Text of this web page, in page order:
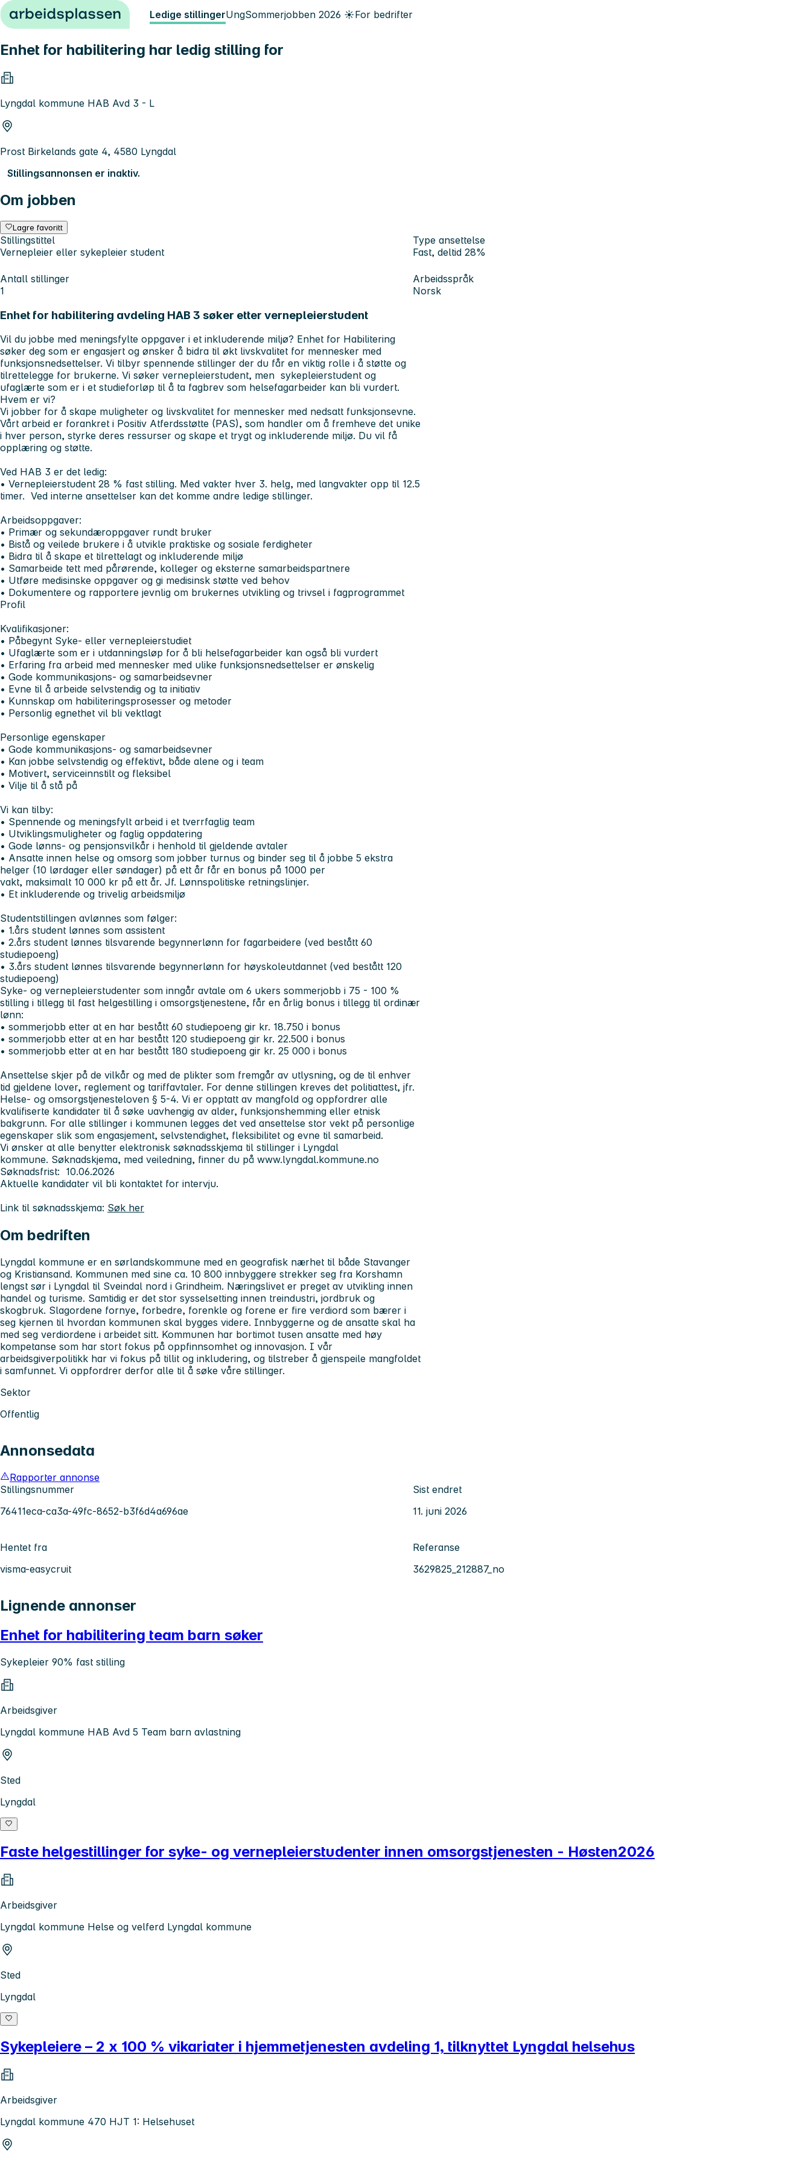
Hopp til innhold Ledige stillingerUngSommerjobben 2026 ☀️For bedrifter
Enhet for habilitering har ledig stilling for
Lyngdal kommune HAB Avd 3 - L
Prost Birkelands gate 4, 4580 Lyngdal
Stillingsannonsen er inaktiv.
Om jobben
Lagre favoritt
Stillingstittel
Vernepleier eller sykepleier student
Type ansettelse
Fast, deltid 28%
Antall stillinger
1
Arbeidsspråk
Norsk
Enhet for habilitering avdeling HAB 3 søker etter vernepleierstudent
Vil du jobbe med meningsfylte oppgaver i et inkluderende miljø? Enhet for Habilitering
søker deg som er engasjert og ønsker å bidra til økt livskvalitet for mennesker med
funksjonsnedsettelser. Vi tilbyr spennende stillinger der du får en viktig rolle i å støtte og
tilrettelegge for brukerne. Vi søker vernepleierstudent, men sykepleierstudent og
ufaglærte som er i et studieforløp til å ta fagbrev som helsefagarbeider kan bli vurdert.
Hvem er vi?
Vi jobber for å skape muligheter og livskvalitet for mennesker med nedsatt funksjonsevne.
Vårt arbeid er forankret i Positiv Atferdsstøtte (PAS), som handler om å fremheve det unike
i hver person, styrke deres ressurser og skape et trygt og inkluderende miljø. Du vil få
opplæring og støtte.
Ved HAB 3 er det ledig:
• Vernepleierstudent 28 % fast stilling. Med vakter hver 3. helg, med langvakter opp til 12.5
timer. Ved interne ansettelser kan det komme andre ledige stillinger.
Arbeidsoppgaver:
• Primær og sekundæroppgaver rundt bruker
• Bistå og veilede brukere i å utvikle praktiske og sosiale ferdigheter
• Bidra til å skape et tilrettelagt og inkluderende miljø
• Samarbeide tett med pårørende, kolleger og eksterne samarbeidspartnere
• Utføre medisinske oppgaver og gi medisinsk støtte ved behov
• Dokumentere og rapportere jevnlig om brukernes utvikling og trivsel i fagprogrammet
Profil
Kvalifikasjoner:
• Påbegynt Syke- eller vernepleierstudiet
• Ufaglærte som er i utdanningsløp for å bli helsefagarbeider kan også bli vurdert
• Erfaring fra arbeid med mennesker med ulike funksjonsnedsettelser er ønskelig
• Gode kommunikasjons- og samarbeidsevner
• Evne til å arbeide selvstendig og ta initiativ
• Kunnskap om habiliteringsprosesser og metoder
• Personlig egnethet vil bli vektlagt
Personlige egenskaper
• Gode kommunikasjons- og samarbeidsevner
• Kan jobbe selvstendig og effektivt, både alene og i team
• Motivert, serviceinnstilt og fleksibel
• Vilje til å stå på
Vi kan tilby:
• Spennende og meningsfylt arbeid i et tverrfaglig team
• Utviklingsmuligheter og faglig oppdatering
• Gode lønns- og pensjonsvilkår i henhold til gjeldende avtaler
• Ansatte innen helse og omsorg som jobber turnus og binder seg til å jobbe 5 ekstra
helger (10 lørdager eller søndager) på ett år får en bonus på 1000 per
vakt, maksimalt 10 000 kr på ett år. Jf. Lønnspolitiske retningslinjer.
• Et inkluderende og trivelig arbeidsmiljø
Studentstillingen avlønnes som følger:
• 1.års student lønnes som assistent
• 2.års student lønnes tilsvarende begynnerlønn for fagarbeidere (ved bestått 60
studiepoeng)
• 3.års student lønnes tilsvarende begynnerlønn for høyskoleutdannet (ved bestått 120
studiepoeng)
Syke- og vernepleierstudenter som inngår avtale om 6 ukers sommerjobb i 75 - 100 %
stilling i tillegg til fast helgestilling i omsorgstjenestene, får en årlig bonus i tillegg til ordinær
lønn:
• sommerjobb etter at en har bestått 60 studiepoeng gir kr. 18.750 i bonus
• sommerjobb etter at en har bestått 120 studiepoeng gir kr. 22.500 i bonus
• sommerjobb etter at en har bestått 180 studiepoeng gir kr. 25 000 i bonus
Ansettelse skjer på de vilkår og med de plikter som fremgår av utlysning, og de til enhver
tid gjeldene lover, reglement og tariffavtaler. For denne stillingen kreves det politiattest, jfr.
Helse- og omsorgstjenesteloven § 5-4. Vi er opptatt av mangfold og oppfordrer alle
kvalifiserte kandidater til å søke uavhengig av alder, funksjonshemming eller etnisk
bakgrunn. For alle stillinger i kommunen legges det ved ansettelse stor vekt på personlige
egenskaper slik som engasjement, selvstendighet, fleksibilitet og evne til samarbeid.
Vi ønsker at alle benytter elektronisk søknadsskjema til stillinger i Lyngdal
kommune. Søknadskjema, med veiledning, finner du på www.lyngdal.kommune.no
Søknadsfrist: 10.06.2026
Aktuelle kandidater vil bli kontaktet for intervju.
Link til søknadsskjema: Søk her
Om bedriften
Lyngdal kommune er en sørlandskommune med en geografisk nærhet til både Stavanger
og Kristiansand. Kommunen med sine ca. 10 800 innbyggere strekker seg fra Korshamn
lengst sør i Lyngdal til Sveindal nord i Grindheim. Næringslivet er preget av utvikling innen
handel og turisme. Samtidig er det stor sysselsetting innen treindustri, jordbruk og
skogbruk. Slagordene fornye, forbedre, forenkle og forene er fire verdiord som bærer i
seg kjernen til hvordan kommunen skal bygges videre. Innbyggerne og de ansatte skal ha
med seg verdiordene i arbeidet sitt. Kommunen har bortimot tusen ansatte med høy
kompetanse som har stort fokus på oppfinnsomhet og innovasjon. I vår
arbeidsgiverpolitikk har vi fokus på tillit og inkludering, og tilstreber å gjenspeile mangfoldet
i samfunnet. Vi oppfordrer derfor alle til å søke våre stillinger.
Sektor
Offentlig
Annonsedata
Rapporter annonse
Stillingsnummer
76411eca-ca3a-49fc-8652-b3f6d4a696ae
Sist endret
11. juni 2026
Hentet fra
visma-easycruit
Referanse
3629825_212887_no
Lignende annonser
Enhet for habilitering team barn søker
Sykepleier 90% fast stilling
Arbeidsgiver
Lyngdal kommune HAB Avd 5 Team barn avlastning
Sted
Lyngdal
Faste helgestillinger for syke- og vernepleierstudenter innen omsorgstjenesten - Høsten2026
Arbeidsgiver
Lyngdal kommune Helse og velferd Lyngdal kommune
Sted
Lyngdal
Sykepleiere – 2 x 100 % vikariater i hjemmetjenesten avdeling 1, tilknyttet Lyngdal helsehus
Arbeidsgiver
Lyngdal kommune 470 HJT 1: Helsehuset